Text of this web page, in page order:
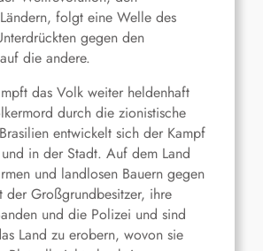
folgt eine Welle des
gegen den
die andere.
das Volk weiter heldenhaft
durch die zionistische
entwickelt sich der Kampf
in der Stadt. Auf dem Land
und landlosen Bauern gegen
der Großgrundbesitzer, ihre
und die Polizei und sind
Land zu erobern, wovon sie